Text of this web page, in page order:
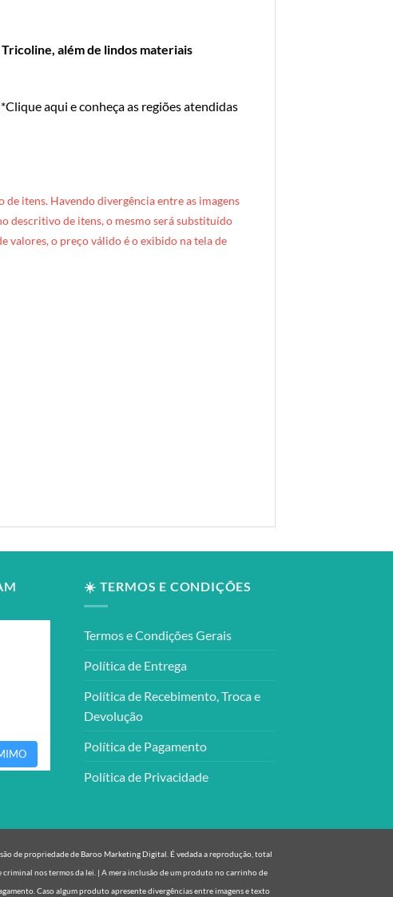
além de lindos materiais
Clique aqui e conheça as regiões atendidas
itens. Havendo divergência entre as imagens
descritivo de itens, o mesmo será substituído
valores, o preço válido é o exibido na tela de
☀️ TERMOS E CONDIÇÕES
Termos e Condições Gerais
Política de Entrega
Política de Recebimento, Troca e
Devolução
Política de Pagamento
Política de Privacidade
de propriedade de Baroo Marketing Digital. É vedada a reprodução, total
nos termos da lei. | A mera inclusão de um produto no carrinho de
Caso algum produto apresente divergências entre imagens e texto